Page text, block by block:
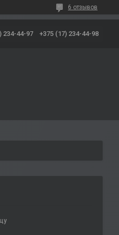
6 отзывов
234-44-97 +375 (17) 234-44-98